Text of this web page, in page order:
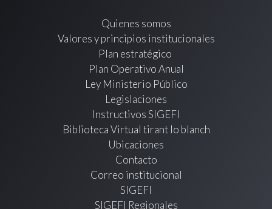
Quienes somos
Valores y principios institucionales
Plan estratégico
Plan Operativo Anual
Ley Ministerio Público
Legislaciones
Instructivos SIGEFI
Biblioteca Virtual tirant lo blanch
Ubicaciones
Contacto
Correo institucional
SIGEFI
SIGEFI Regionales